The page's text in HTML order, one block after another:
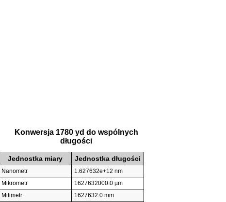
Konwersja 1780 yd do wspólnych
długości
Jednostka miary Jednostka długości
Nanometr
1.627632e+12 nm
Mikrometr
1627632000.0 µm
Milimetr
1627632.0 mm